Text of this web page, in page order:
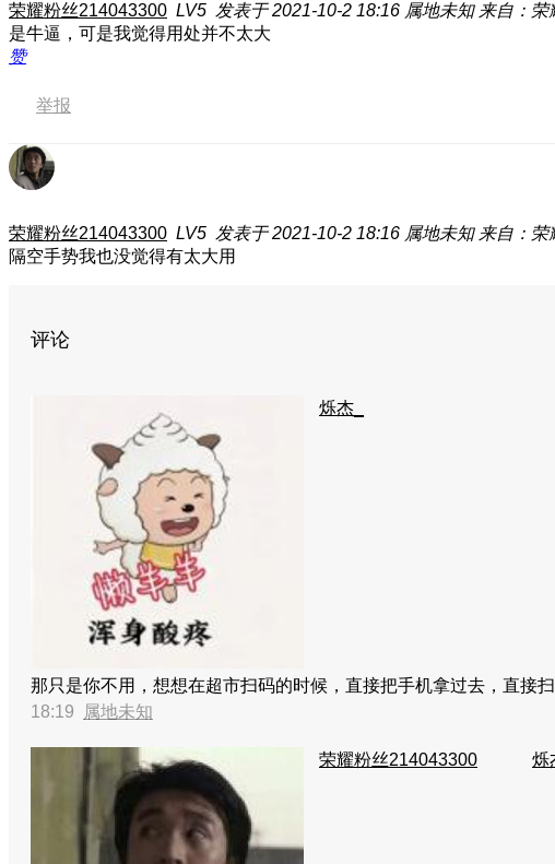
荣耀粉丝214043300 LV5 发表于 2021-10-2 18:16 属地未知 来自：荣
是牛逼，可是我觉得用处并不太大
赞
举报
荣耀粉丝214043300 LV5 发表于 2021-10-2 18:16 属地未知 来自：荣
隔空手势我也没觉得有太大用
评论
烁杰_
那只是你不用，想想在超市扫码的时候，直接把手机拿过去，直接
18:19
属地未知
荣耀粉丝214043300 烁